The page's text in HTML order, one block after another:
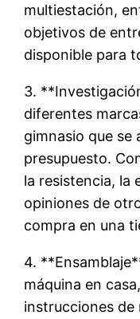
multiestación,
objetivos de
disponible para
3.
diferentes
gimnasio que se
presupuesto.
la resistencia, la
opiniones de
compra en una
4.
máquina en
instrucciones